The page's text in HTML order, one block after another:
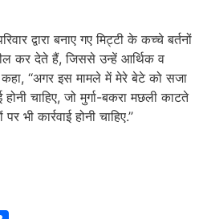
द्वारा बनाए गए मिट्टी के कच्चे बर्तनों
कर देते हैं, जिससे उन्हें आर्थिक व
कहा, ‘‘अगर इस मामले में मेरे बेटे को सजा
होनी चाहिए, जो मुर्गा-बकरा मछली काटते
भी कार्रवाई होनी चाहिए.’’